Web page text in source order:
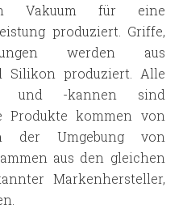
Vakuum für eine
produziert. Griffe,
werden aus
Silikon produziert. Alle
und -kannen sind
Produkte kommen von
der Umgebung von
aus den gleichen
Markenhersteller,